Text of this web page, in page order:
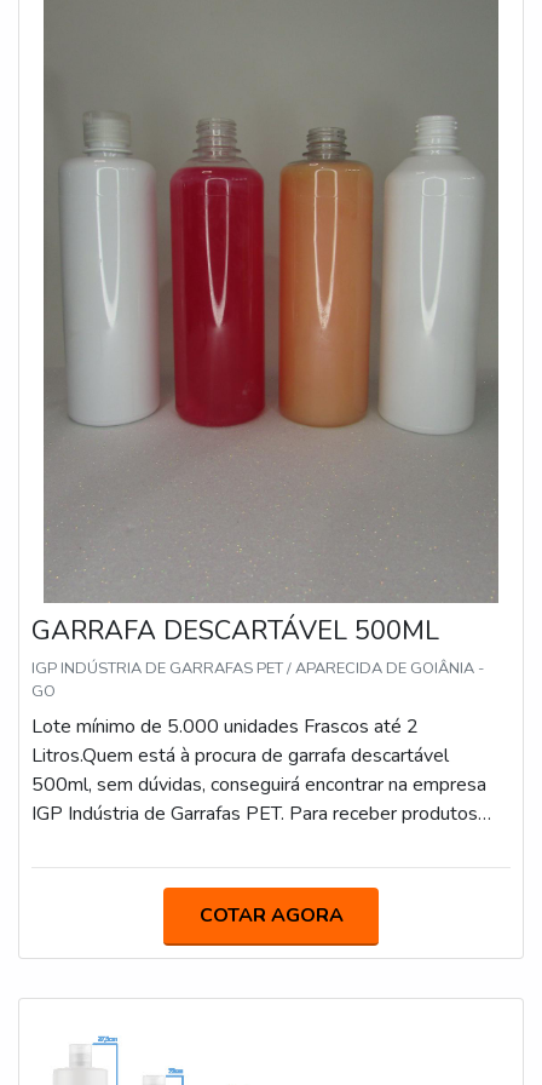
GARRAFA DESCARTÁVEL 500ML
IGP INDÚSTRIA DE GARRAFAS PET / APARECIDA DE GOIÂNIA -
GO
Lote mínimo de 5.000 unidades Frascos até 2
Litros.Quem está à procura de garrafa descartável
500ml, sem dúvidas, conseguirá encontrar na empresa
IGP Indústria de Garrafas PET. Para receber produtos
escolher uma organização que se destaque por um bom
ramo.Quando o tema é garrafa descartável 500ml, na
IGP Indústria de Garrafas PET o cliente encontrará
GARRAFA DESCARTÁVEL 500MLA IGP Indústria de
Garrafas PET foca sua estratégia em criar uma estrutura
COTAR AGORA